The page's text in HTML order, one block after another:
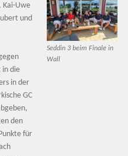
Kai-Uwe
und
in die
in der
GC
den
für
Seddin 3 beim Finale in
Wall